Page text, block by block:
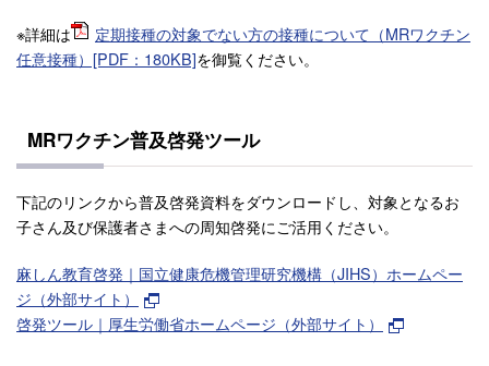
※詳細は
定期接種の対象でない方の接種について（MRワクチン
任意接種）[PDF：180KB]を御覧ください。
MRワクチン普及啓発ツール
下記のリンクから普及啓発資料をダウンロードし、対象となるお
子さん及び保護者さまへの周知啓発にご活用ください。
麻しん教育啓発｜国立健康危機管理研究機構（JIHS）ホームペー
ジ（外部サイト）
啓発ツール｜厚生労働省ホームページ（外部サイト）